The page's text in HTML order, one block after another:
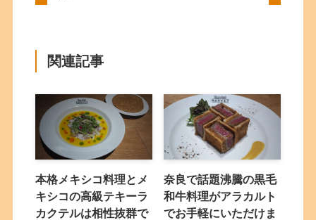
関連記事
本格メキシコ料理とメ
キシコの高級テキーラ
カクテルは相性抜群で
奈良で話題沸騰の黒毛
和牛料理がアラカルト
でお手軽にいただけま